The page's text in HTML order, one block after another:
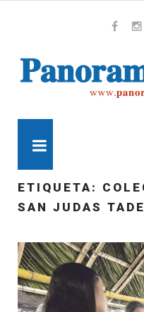
ETIQUETA:
SAN JUDAS